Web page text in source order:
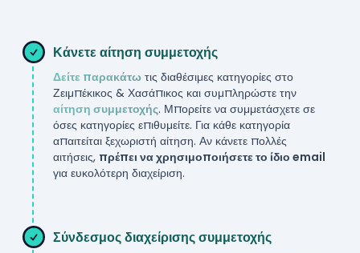
Κάνετε αίτηση συμμετοχής
Δείτε παρακάτω τις διαθέσιμες κατηγορίες στο
Ζειμπέκικος & Χασάπικος και συμπληρώστε την
αίτηση συμμετοχής. Μπορείτε να συμμετάσχετε σε
όσες κατηγορίες επιθυμείτε. Για κάθε κατηγορία
απαιτείται ξεχωριστή αίτηση. Αν κάνετε πολλές
αιτήσεις, πρέπει να χρησιμοποιήσετε το ίδιο email
για ευκολότερη διαχείριση.
Σύνδεσμος διαχείρισης συμμετοχής